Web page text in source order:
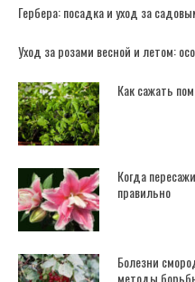
Гербера: посадка и уход за
Уход за розами весной и летом:
Как сажать
Когда
правильно
Болезни
методы